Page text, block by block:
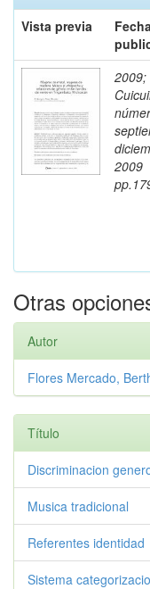
Vista previa
2009;
2009
Otras
Autor
Flores Mercado,
Título
Discriminacion
Musica tradicional
Referentes identidad
Sistema